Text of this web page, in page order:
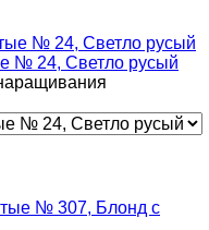
№ 24, Светло русый